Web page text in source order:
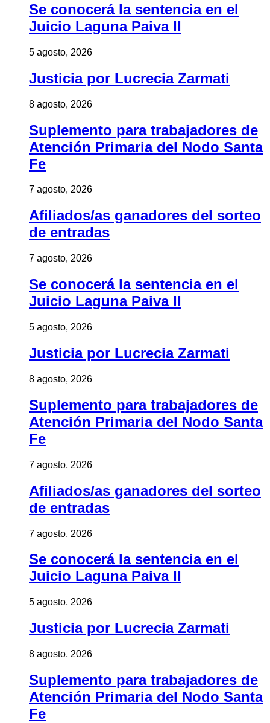
Se conocerá la sentencia en el
Juicio Laguna Paiva II
5 agosto, 2026
Justicia por Lucrecia Zarmati
8 agosto, 2026
Suplemento para trabajadores de
Atención Primaria del Nodo Santa
Fe
7 agosto, 2026
Afiliados/as ganadores del sorteo
de entradas
7 agosto, 2026
Se conocerá la sentencia en el
Juicio Laguna Paiva II
5 agosto, 2026
Justicia por Lucrecia Zarmati
8 agosto, 2026
Suplemento para trabajadores de
Atención Primaria del Nodo Santa
Fe
7 agosto, 2026
Afiliados/as ganadores del sorteo
de entradas
7 agosto, 2026
Se conocerá la sentencia en el
Juicio Laguna Paiva II
5 agosto, 2026
Justicia por Lucrecia Zarmati
8 agosto, 2026
Suplemento para trabajadores de
Atención Primaria del Nodo Santa
Fe